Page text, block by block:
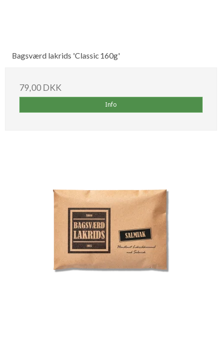
Bagsværd lakrids 'Classic 160g'
79,00 DKK
Info